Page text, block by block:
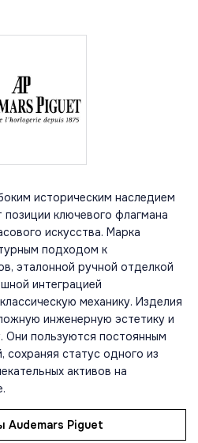
историческим наследием
ключевого флагмана
искусства. Марка
подходом к
эталонной ручной отделкой
интеграцией
механику. Изделия
инженерную эстетику и
Они пользуются постоянным
статус одного из
активов на
Audemars Piguet